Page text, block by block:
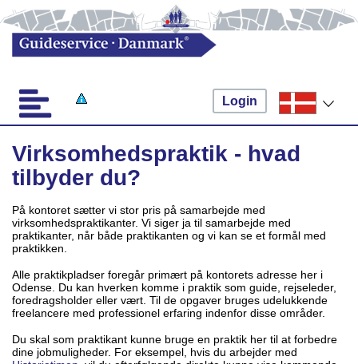
Login
Virksomhedspraktik - hvad
tilbyder du?
På kontoret sætter vi stor pris på samarbejde med
virksomhedspraktikanter. Vi siger ja til samarbejde med
praktikanter, når både praktikanten og vi kan se et formål med
praktikken.
Alle praktikpladser foregår primært på kontorets adresse her i
Odense. Du kan hverken komme i praktik som guide, rejseleder,
foredragsholder eller vært. Til de opgaver bruges udelukkende
freelancere med professionel erfaring indenfor disse områder.
Du skal som praktikant kunne bruge en praktik her til at forbedre
dine jobmuligheder. For eksempel, hvis du arbejder med